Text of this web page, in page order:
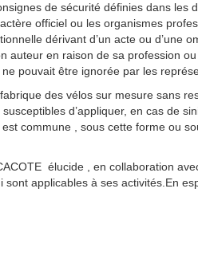
de sécurité définies dans les
officiel ou les organismes
dérivant d’un acte ou d’une
auteur en raison de sa profession
pouvait être ignorée par les
des vélos sur mesure sans
d’appliquer, en cas de
commune , sous cette forme ou
élucide , en collaboration
sont applicables à ses activités.En